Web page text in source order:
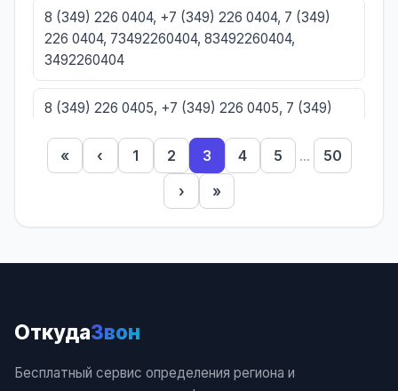
8 (349) 226 0404, +7 (349) 226 0404, 7 (349)
226 0404, 73492260404, 83492260404,
3492260404
8 (349) 226 0405, +7 (349) 226 0405, 7 (349)
3492260405
8 (349) 226 0406, +7 (349) 226 0406, 7 (349)
3492260407
8 (349) 226 0408, +7 (349) 226 0408, 7 (349)
« ‹ 1 2 3 4 5 ...
50
›
»
ОткудаЗвон
Бесплатный сервис определения региона и